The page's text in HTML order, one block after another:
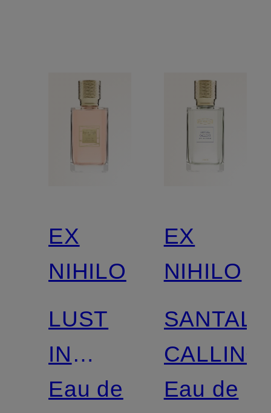
EX
NIHILO
LUST
IN
PARADISE
Eau de
EX
NIHILO
SANTAL
CALLING
Eau de